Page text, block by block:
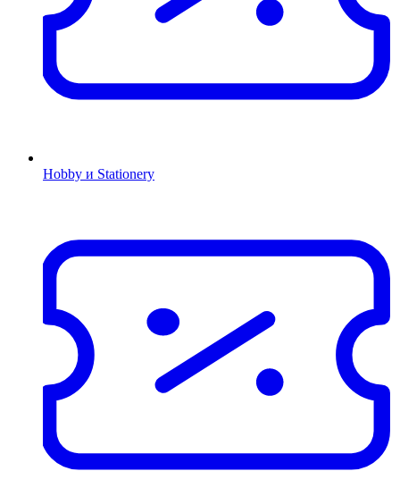
Hobby и Stationery